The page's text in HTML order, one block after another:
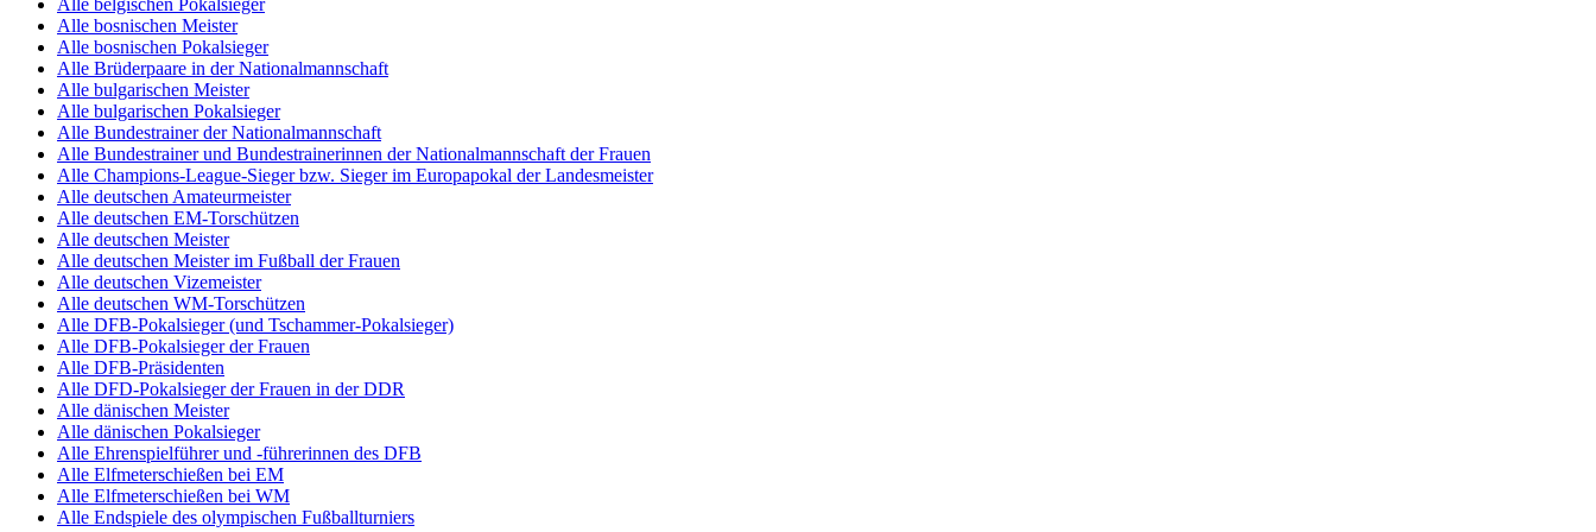
Alle belgischen Pokalsieger
Alle bosnischen Meister
Alle bosnischen Pokalsieger
Alle Brüderpaare in der Nationalmannschaft
Alle bulgarischen Meister
Alle bulgarischen Pokalsieger
Alle Bundestrainer der Nationalmannschaft
Alle Bundestrainer und Bundestrainerinnen der Nationalmannschaft der Frauen
Alle Champions-League-Sieger bzw. Sieger im Europapokal der Landesmeister
Alle deutschen Amateurmeister
Alle deutschen EM-Torschützen
Alle deutschen Meister
Alle deutschen Meister im Fußball der Frauen
Alle deutschen Vizemeister
Alle deutschen WM-Torschützen
Alle DFB-Pokalsieger (und Tschammer-Pokalsieger)
Alle DFB-Pokalsieger der Frauen
Alle DFB-Präsidenten
Alle DFD-Pokalsieger der Frauen in der DDR
Alle dänischen Meister
Alle dänischen Pokalsieger
Alle Ehrenspielführer und -führerinnen des DFB
Alle Elfmeterschießen bei EM
Alle Elfmeterschießen bei WM
Alle Endspiele des olympischen Fußballturniers